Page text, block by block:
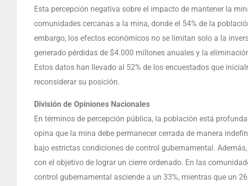
Esta percepción negativa sobre el impacto de mantener la
comunidades cercanas a la mina, donde el 54% de la
embargo, los efectos económicos no se limitan solo a la
generado pérdidas de $4.000 millones anuales y la
Estos datos han llevado al 52% de los encuestados que
reconsiderar su posición.
División de Opiniones Nacionales
En términos de percepción pública, la población está
opina que la mina debe permanecer cerrada de manera
bajo estrictas condiciones de control gubernamental.
con el objetivo de lograr un cierre ordenado. En las
control gubernamental asciende a un 33%, mientras que un